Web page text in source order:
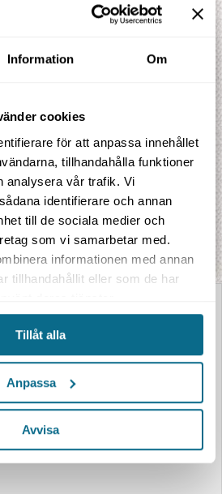
Information Om
cookies
för att anpassa innehållet
tillhandahålla funktioner
analysera vår trafik. Vi
identifierare och annan
till de sociala medier och
som vi samarbetar med.
informationen med annan
tillhandahållit eller som de har
Tillåt alla
Anpassa
Avvisa
höjdpunkter på en och samma resa.
Buenos Aires, till Evert Taubes Pampas och